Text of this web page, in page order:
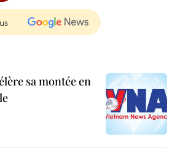
sa montée en